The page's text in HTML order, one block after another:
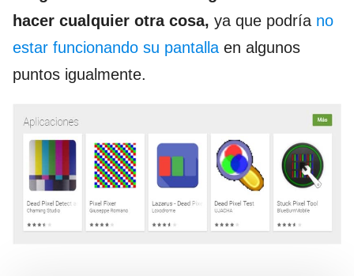
hacer cualquier otra cosa, ya que podría no
estar funcionando su pantalla en algunos
puntos igualmente.